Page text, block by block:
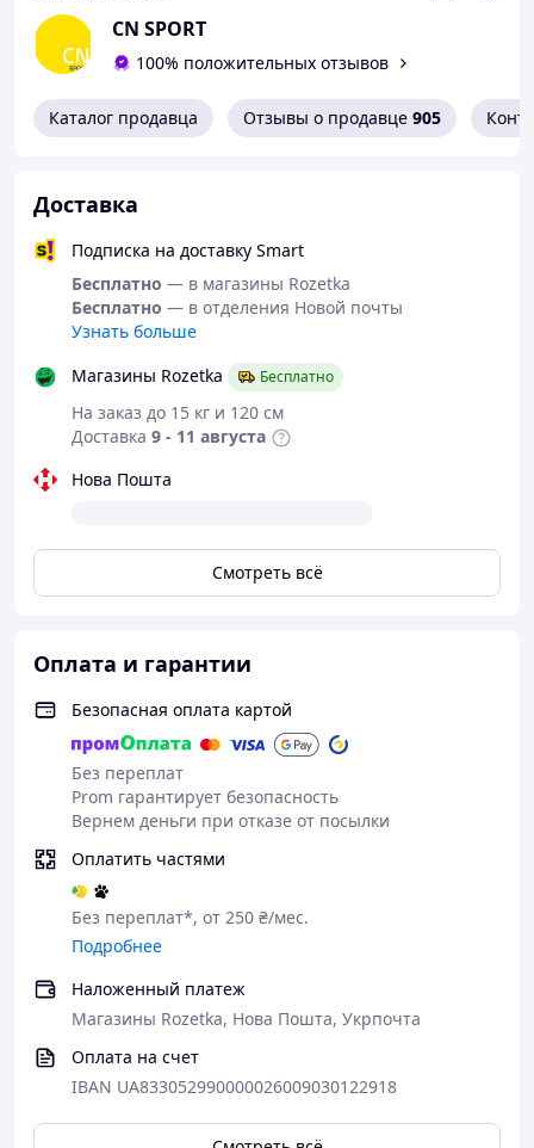
Дизайн набора выполнен в стиле MILITARY и
говорит о военной самодисциплине которую
успеха в жизни.
тренировок, таких как: бодибилдинг, кроссфит,
пауерлифтинг, армспорт, растяжка, отрабатывание
техник в единоборствах, а также применяются для
тренировок взрывного бега в легкой атлетике или
игровых видах спорта (баскетбол, футбол и др.)
Петли Armour Collection выполнены из
натурального латекса высокого качества. Не
липнут, не имеют запаха, не пересыхают.
УПРАЖНЕНИЯ, КОТОРЫЕ МОЖНО ВЫПОЛНЯТЬ С
Подтягивания
Подкачка всех групп мышц
Приседания
Дополнительное сопротивление при беге
Упражнения на пресс
CN SPORT
100% положительных отзывов
Каталог продавца Отзывы о продавце 905
Доставка
Подписка на доставку Smart
Бесплатно — в магазины Rozetka
Бесплатно — в отделения Новой почты
Узнать больше
Магазины Rozetka
Бесплатно
На заказ до 15 кг и 120 см
Доставка 9 - 11 августа
Нова Пошта
Смотреть всё
Оплата и гарантии
Безопасная оплата картой
Без переплат
Prom гарантирует безопасность
Вернем деньги при отказе от посылки
Оплатить частями
Без переплат*, от 250 ₴/мес.
Подробнее
Наложенный платеж
Магазины Rozetka, Нова Пошта, Укрпочта
Оплата на счет
IBAN UA833052990000026009030122918